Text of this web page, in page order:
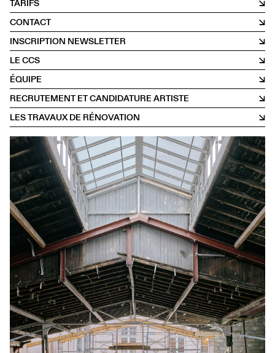
FR/EN
TARIFS
CONTACT
INSCRIPTION NEWSLETTER
LE CCS
ÉQUIPE
RECRUTEMENT ET CANDIDATURE ARTISTE
LES TRAVAUX DE RÉNOVATION